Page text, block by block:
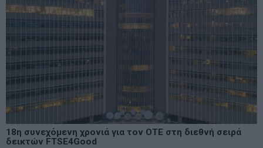
18η συνεχόμενη χρονιά για τον ΟΤΕ στη διεθνή σειρά
δεικτών FTSE4Good